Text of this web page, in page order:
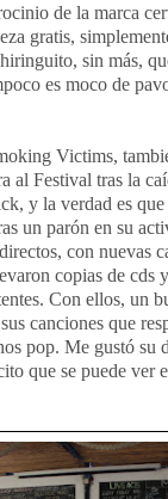
de la marca
gratis,
sin más,
es moco de
Victims,
al Festival tras la
y la verdad es
un parón en su
con nuevas
copias de cds
Con ellos, un
canciones que
pop. Me gustó su
que se puede ver